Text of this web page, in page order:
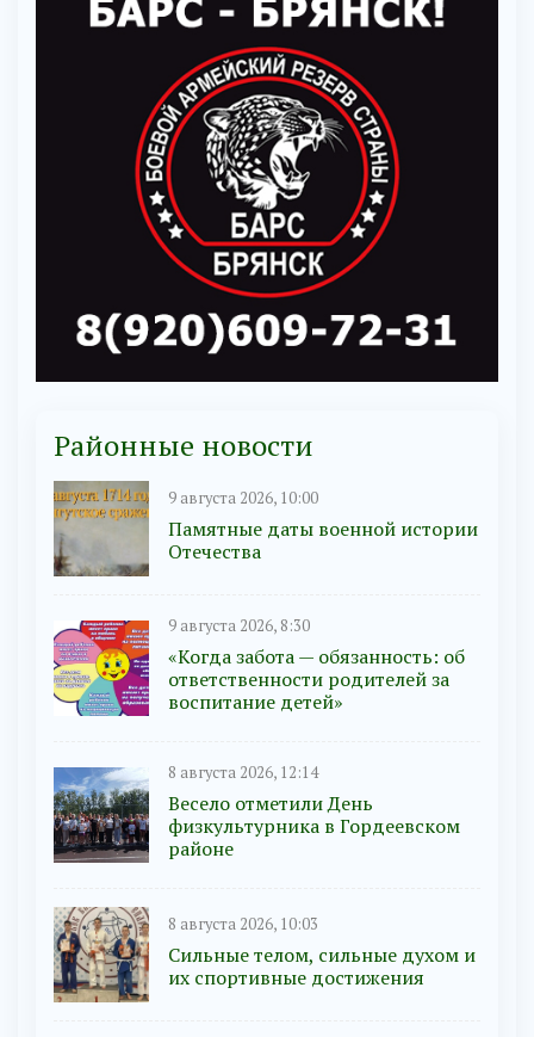
Районные новости
9 августа 2026, 10:00
Памятные даты военной истории
Отечества
9 августа 2026, 8:30
«Когда забота — обязанность: об
ответственности родителей за
воспитание детей»
8 августа 2026, 12:14
Весело отметили День
физкультурника в Гордеевском
районе
8 августа 2026, 10:03
Сильные телом, сильные духом и
их спортивные достижения